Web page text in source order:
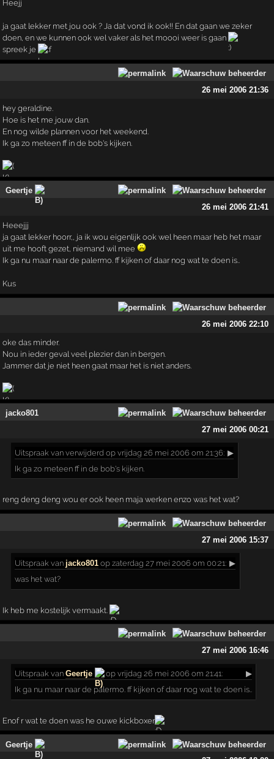
Heejj
ja gaat lekker met jou ook ? Ja dat vond ik ook!! En dat gaan we zeker
doen, en we kunnen ook wel vaker als het moooi weer is gaan
spreek je
26 mei 2006 21:36
hey geraldine.
Hoe is het me jouw dan.
En nog wilde plannen voor het weekend.
Ik ga zo meteen ff in de bob's kijken.
Geertje
26 mei 2006 21:41
Heeejjj
ja gaat lekker hoorr,, ja ik wou eigenlijk ook wel heen maar heb het maar
uit me hooft gezet, niemand wil mee
Ik ga nu maar naar de palermo. ff kijken of daar nog wat te doen is..
Kus
26 mei 2006 22:10
oke das minder.
Nou in ieder geval veel plezier dan in bergen.
Jammer dat je niet heen gaat maar het is niet anders.
jacko801
27 mei 2006 00:21
Uitspraak van verwijderd op vrijdag 26 mei 2006 om 21:36: ▶
Ik ga zo meteen ff in de bob's kijken.
reng deng deng wou er ook heen maja werken enzo was het wat?
27 mei 2006 15:37
Uitspraak van jacko801 op zaterdag 27 mei 2006 om 00:21: ▶
was het wat?
Ik heb me kostelijk vermaakt.
27 mei 2006 16:46
Uitspraak vanGeertje op vrijdag 26 mei 2006 om 21:41:
▶
Ik ga nu maar naar de palermo. ff kijken of daar nog wat te doen is..
Enof r wat te doen was he ouwe kickboxer
Geertje